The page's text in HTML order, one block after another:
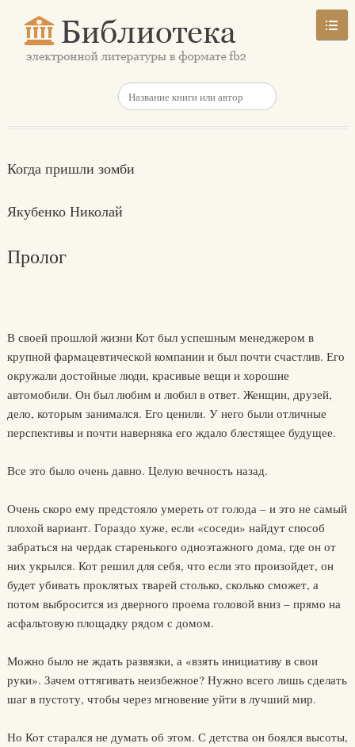
Когда пришли зомби
Якубенко Николай
Пролог
В своей прошлой жизни Кот был успешным менеджером в
крупной фармацевтической компании и был почти счастлив. Его
окружали достойные люди, красивые вещи и хорошие
автомобили. Он был любим и любил в ответ. Женщин, друзей,
дело, которым занимался. Его ценили. У него были отличные
перспективы и почти наверняка его ждало блестящее будущее.
Все это было очень давно. Целую вечность назад.
Очень скоро ему предстояло умереть от голода – и это не самый
плохой вариант. Гораздо хуже, если «соседи» найдут способ
забраться на чердак старенького одноэтажного дома, где он от
них укрылся. Кот решил для себя, что если это произойдет, он
будет убивать проклятых тварей столько, сколько сможет, а
потом выбросится из дверного проема головой вниз – прямо на
асфальтовую площадку рядом с домом.
Можно было не ждать развязки, а «взять инициативу в свои
руки». Зачем оттягивать неизбежное? Нужно всего лишь сделать
шаг в пустоту, чтобы через мгновение уйти в лучший мир.
Но Кот старался не думать об этом. С детства он боялся высоты,